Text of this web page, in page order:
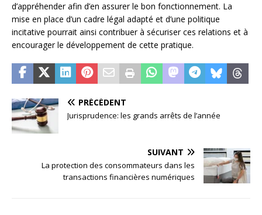
d’appréhender afin d’en assurer le bon fonctionnement. La
mise en place d’un cadre légal adapté et d’une politique
incitative pourrait ainsi contribuer à sécuriser ces relations et à
encourager le développement de cette pratique.
PRÉCÉDENT
Jurisprudence: les grands arrêts de l’année
SUIVANT
La protection des consommateurs dans les
transactions financières numériques